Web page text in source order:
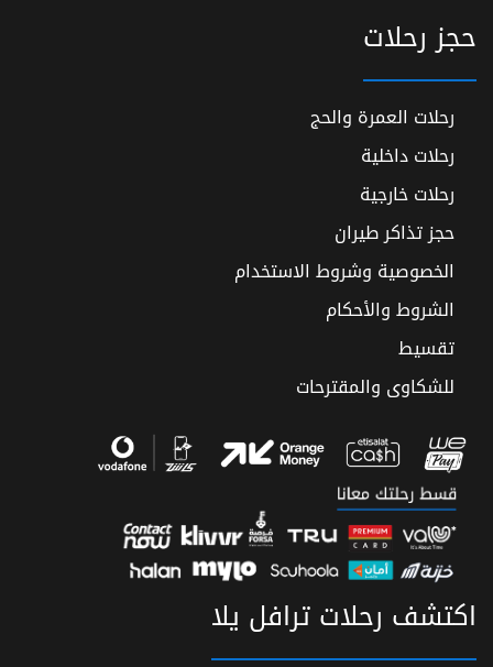
حجز رحلات
رحلات العمرة والحج
رحلات داخلية
رحلات خارجية
حجز تذاكر طيران
الخصوصية وشروط الاستخدام
الشروط والأحكام
تقسيط
للشكاوى والمقترحات
اكتشف رحلات ترافل يلا